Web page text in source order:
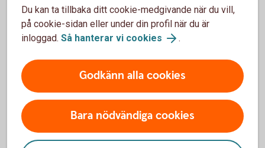
kundundersökningar hanteras enligt gällande lagstiftning
och sparas som längst i två år.
Läs mer om behandling av personuppgifter
Du kan ta tillbaka ditt cookie-medgivande när du vill,
på cookie-sidan eller under din profil när du är
inloggad. Så hanterar vi cookies .
Godkänn alla cookies
Bara nödvändiga cookies